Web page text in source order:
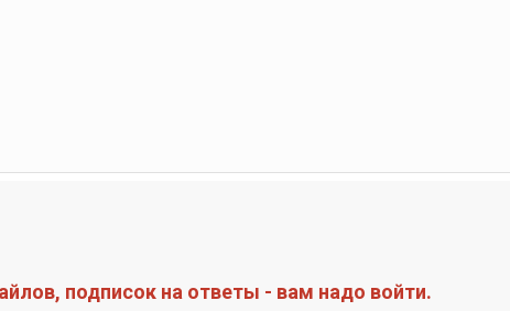
подписок на ответы - вам надо войти.